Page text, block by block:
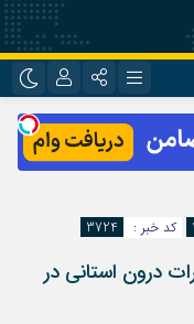
کد خبر : 3724
با اعتبارات درون استانی در